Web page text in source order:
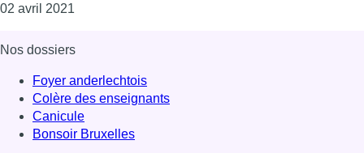
02 avril 2021
Nos dossiers
Foyer anderlechtois
Colère des enseignants
Canicule
Bonsoir Bruxelles